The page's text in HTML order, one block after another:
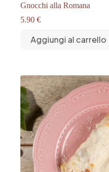
Gnocchi alla Romana
5.90 €
Aggiungi al carrello